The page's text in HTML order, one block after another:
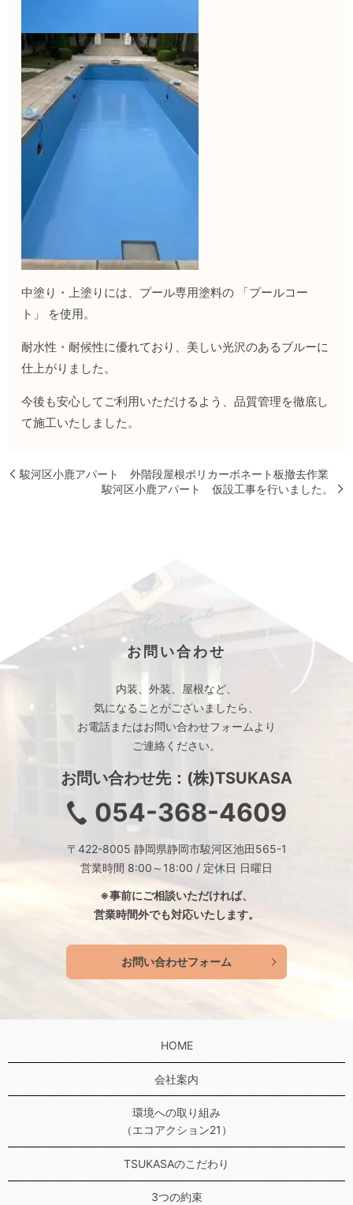
中塗り・上塗りには、プール専用塗料の 「プールコー
ト」 を使用。
耐水性・耐候性に優れており、美しい光沢のあるブルーに
仕上がりました。
今後も安心してご利用いただけるよう、品質管理を徹底し
て施工いたしました。
駿河区小鹿アパート 外階段屋根ポリカーボネート板撤去作業
駿河区小鹿アパート 仮設工事を行いました。
お問い合わせ
内装、外装、屋根など、
気になることがございましたら、
お電話またはお問い合わせフォームより
ご連絡ください。
お問い合わせ先：(株)TSUKASA
054-368-4609
〒422-8005 静岡県静岡市駿河区池田565-1
営業時間 8:00～18:00 / 定休日 日曜日
※事前にご相談いただければ、
営業時間外でも対応いたします。
お問い合わせフォーム
HOME
会社案内
環境への取り組み
（エコアクション21）
TSUKASAのこだわり
3つの約束